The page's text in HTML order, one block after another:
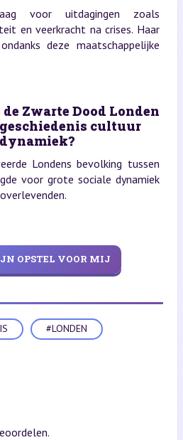
voor uitdagingen zoals
en veerkracht na crises. Haar
deze maatschappelijke
Zwarte Dood Londen
cultuur
Londens bevolking tussen
voor grote sociale dynamiek
OPSTEL VOOR MIJ
#LONDEN